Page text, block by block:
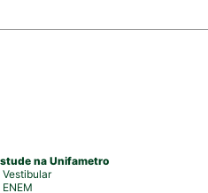
na Unifametro
Vestibular
ENEM